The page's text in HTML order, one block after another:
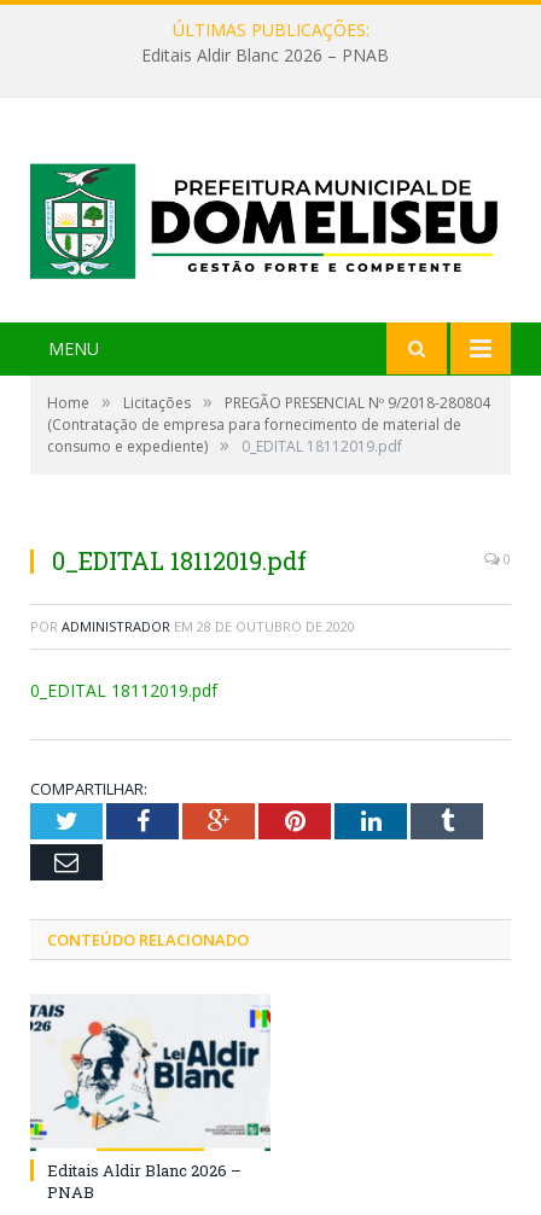
ÚLTIMAS PUBLICAÇÕES:
Editais Aldir Blanc 2026 – PNAB
MENU
Home » Licitações »
PREGÃO PRESENCIAL Nº 9/2018-280804
(Contratação de empresa para fornecimento de material de
consumo e expediente) » 0_EDITAL 18112019.pdf
0_EDITAL 18112019.pdf 0
POR ADMINISTRADOR EM 28 DE OUTUBRO DE 2020
0_EDITAL 18112019.pdf
COMPARTILHAR:
TwitterFacebookGoogle+PinterestLinkedInTumblr
Email
CONTEÚDO RELACIONADO
Editais Aldir Blanc 2026 –
PNAB